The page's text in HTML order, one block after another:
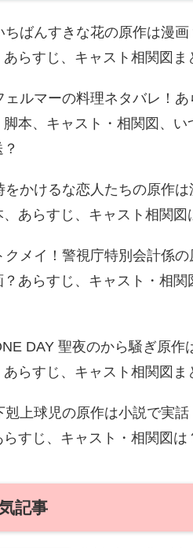
ちばんすきな花の原作は漫画
あらすじ、キャスト相関図ま
ェルマーの料理ネタバレ！あ
脚本、キャスト・相関図、い
をかけるな恋人たちの原作は
、あらすじ、キャスト相関図
クメイ！警視庁特別会計係の
？あらすじ、キャスト・相関
DAY 聖夜のから騒ぎ原作
あらすじ、キャスト相関図ま
剋上球児の原作は小説で実話
らすじ、キャスト・相関図は
記事